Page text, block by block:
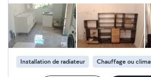
propre et ponctuel
Installation de radiateur Chauffage ou